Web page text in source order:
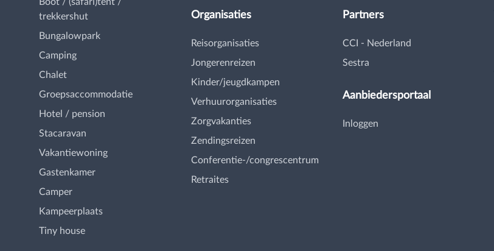
trekkershut
Bungalowpark
Camping
Chalet
Groepsaccommodatie
Hotel / pension
Stacaravan
Vakantiewoning
Gastenkamer
Camper
Kampeerplaats
Tiny house
Organisaties
Reisorganisaties
Jongerenreizen
Kinder/jeugdkampen
Verhuurorganisaties
Zorgvakanties
Zendingsreizen
Conferentie-/congrescentrum
Retraites
Partners
CCI - Nederland
Sestra
Aanbiedersportaal
Inloggen